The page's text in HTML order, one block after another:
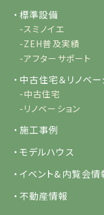
・標準設備
-スミノイエ
-ZEH普及実績
-アフターサポート
・中古住宅＆リノベー
-中古住宅
-リノベーション
・施工事例
・モデルハウス
・イベント&内覧会情
・不動産情報